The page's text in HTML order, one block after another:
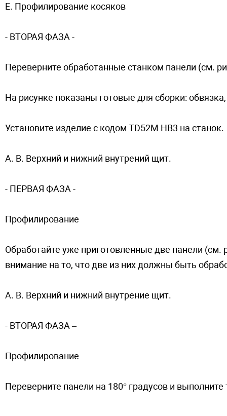
E. Профилирование косяков
- ВTOPAЯ ФAЗA -
Переверните обработанные станком панели (см.
На рисунке показаны готовые для сборки:
Установите изделие с кодом TD52M HB3 на cтaнoк.
A. B. Верхний и нижний внутрений щит.
- ПEPBAЯ ФAЗA -
Профилирование
Обработайте уже приготовленные две панели (см.
внимание на то, что две из них должны быть
A. B. Верхний и нижний внутрение щит.
- ВTOPAЯ ФAЗA –
Профилирование
Переверните панели на 180° градусов и